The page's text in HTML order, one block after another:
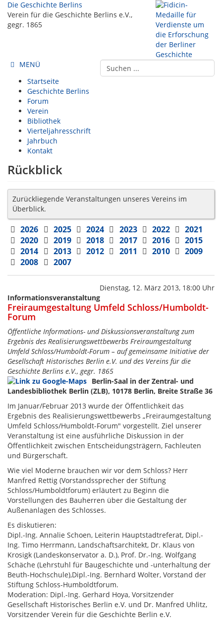
Die Geschichte Berlins
Verein für die Geschichte Berlins e.V.,
gegr. 1865
MENÜ
Startseite
Geschichte Berlins
Forum
Verein
Bibliothek
Vierteljahresschrift
Jahrbuch
Kontakt
Rückblick
Zurückliegende Veranstaltungen unseres Vereins im
Überblick.
2026 2025 2024 2023 2022
2021
2020
2019 2018 2017 2016
2015
2014
2013 2012 2011 2010
2009
2008
2007
Dienstag, 12. März 2013, 18:00 Uhr
Informationsveranstaltung
Freiraumgestaltung Umfeld Schloss/Humboldt-
Forum
Öffentliche Informations- und Diskussionsveranstaltung zum
Ergebnis des Realisierungswettbewerbs Freiraumgestaltung
Umfeld Schloss/Humboldt-Forum – auf gemeinsame Initiative der
Gesellschaft Historisches Berlin e.V. und des Vereins für die
Geschichte Berlins e.V., gegr. 1865
Berlin-Saal in der Zentral- und
Landesbibliothek Berlin (ZLB), 10178 Berlin, Breite Straße 36
Im Januar/Februar 2013 wurde der Öffentlichkeit das
Ergebnis des Realisierungswettbewerbs „Freiraumgestaltung
Umfeld Schloss/Humboldt-Forum" vorgestellt. Ziel unserer
Veranstaltung ist eine ausführliche Diskussion in der
Öffentlichkeit zwischen Entscheidungsträgern, Fachleuten
und Bürgerschaft.
Wie viel Moderne brauchen wir vor dem Schloss? Herr
Manfred Rettig (Vorstandssprecher der Stiftung
Schloss/Humboldtforum) erläutert zu Beginn die
Vorstellungen des Bauherren über die Gestaltung der
Außenanlagen des Schlosses.
Es diskutieren:
Dipl.-Ing. Annalie Schoen, Leiterin Hauptstadtreferat, Dipl.-
Ing. Timo Herrmann, Landschaftsarchitekt, Dr. Klaus von
Krosigk (Landeskonservator a. D.), Prof. Dr.-Ing. Wolfgang
Schäche (Lehrstuhl für Baugeschichte und -unterhaltung der
Beuth-Hochschule),Dipl.-Ing. Bernhard Wolter, Vorstand der
Stiftung Schloss-Humboldtforum.
Moderation: Dipl.-Ing. Gerhard Hoya, Vorsitzender
Gesellschaft Historisches Berlin e.V. und Dr. Manfred Uhlitz,
Vorsitzender Verein für die Geschichte Berlin e.V.